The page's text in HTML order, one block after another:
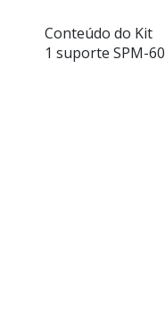
Conteúdo do Kit
1 suporte SPM-60